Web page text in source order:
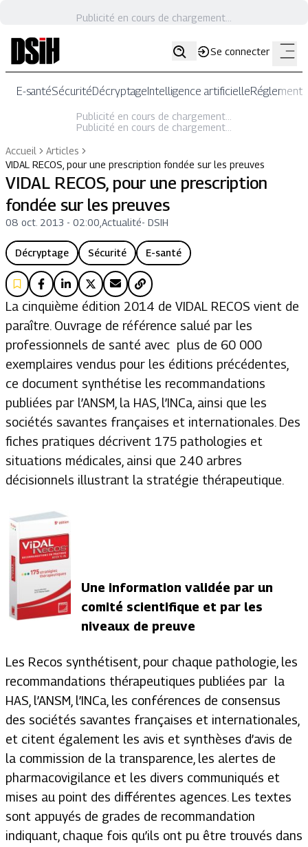
Publicité en cours de chargement...
Se connecter
E-santéSécuritéDécryptageIntelligence artificielle
Publicité en cours de chargement...
Publicité en cours de chargement...
Accueil
Articles
VIDAL RECOS, pour une prescription fondée sur les preuves
VIDAL RECOS, pour une prescription
fondée sur les preuves
08 oct. 2013 - 02:00 Actualité- DSIH
Décryptage Sécurité E-santé
La cinquième édition 2014 de VIDAL RECOS vient de
paraître. Ouvrage de référence salué par les
professionnels de santé avec plus de 60 000
exemplaires vendus pour les éditions précédentes,
ce document synthétise les recommandations
publiées par l’ANSM, la HAS, l’INCa, ainsi que les
sociétés savantes françaises et internationales. Des
fiches pratiques décrivent 175 pathologies et
situations médicales, ainsi que 240 arbres
décisionnels illustrant la stratégie thérapeutique.
Une information validée par un
comité scientifique et par les
niveaux de preuve
Les Recos synthétisent, pour chaque pathologie, les
recommandations thérapeutiques publiées par la
HAS, l’ANSM, l’INCa, les conférences de consensus
des sociétés savantes françaises et internationales,
et citent également les avis et synthèses d’avis de
la commission de la transparence, les alertes de
pharmacovigilance et les divers communiqués et
mises au point des différentes agences. Les textes
sont appuyés de grades de recommandation
indiquant, chaque fois qu’ils ont pu être trouvés dans